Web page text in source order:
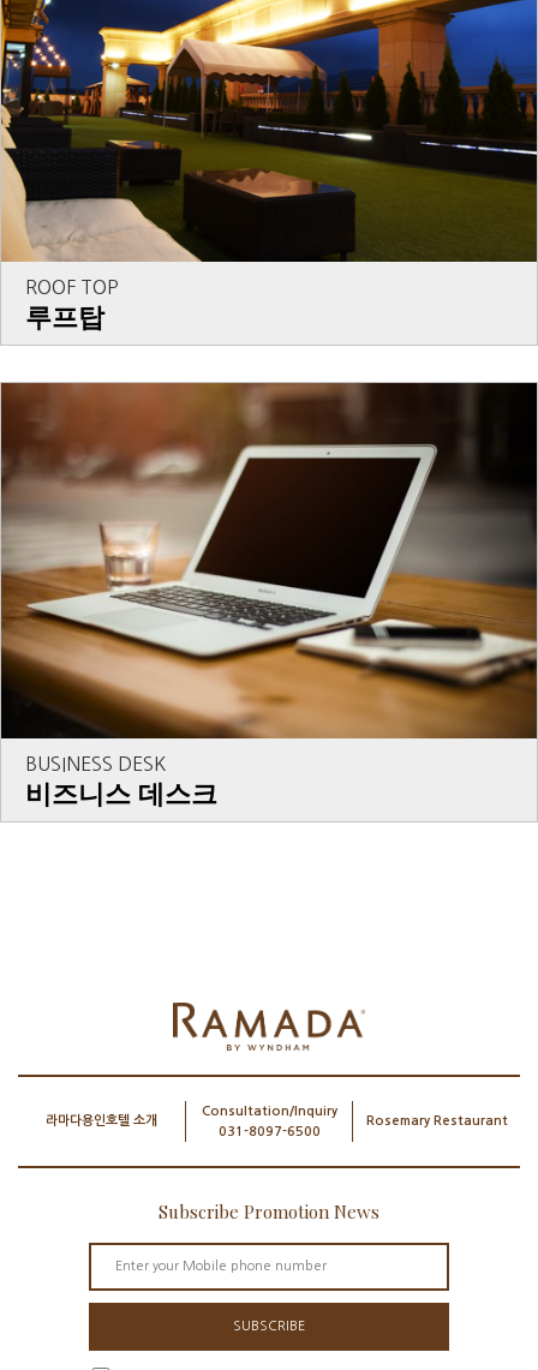
ROOF TOP
루프탑
BUSINESS DESK
비즈니스 데스크
라마다용인호텔 소개
Consultation/Inquiry
031-8097-6500
Rosemary Restaurant
Subscribe Promotion News
SUBSCRIBE